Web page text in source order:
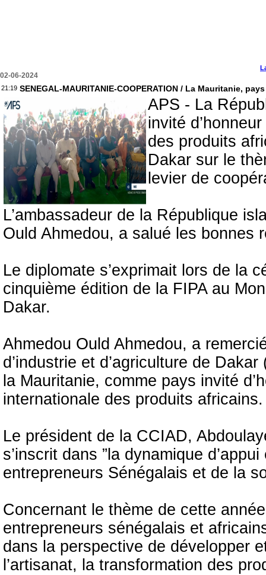
02-06-2024
21:19 SENEGAL-MAURITANIE-COOPERATION / La Mauritanie,
APS - La
invité
des produits
Dakar sur le
levier de
L’ambassadeur de la République
Ould Ahmedou, a salué les bonnes
Le diplomate s’exprimait lors de la
cinquième édition de la FIPA au
Dakar.
Ahmedou Ould Ahmedou, a
d’industrie et d’agriculture de
la Mauritanie, comme pays invité
internationale des produits africains.
Le président de la CCIAD,
s’inscrit dans ”la dynamique
entrepreneurs Sénégalais et de la
Concernant le thème de cette
entrepreneurs sénégalais et
dans la perspective de développer
l’artisanat, la transformation des